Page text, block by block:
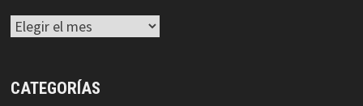
Archivos
CATEGORÍAS